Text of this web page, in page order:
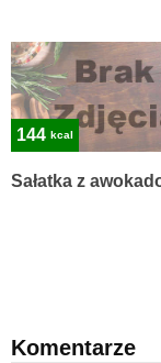
144 kcal
Sałatka z
Komentarze